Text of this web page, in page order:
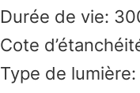
Durée de vie:
Cote
Type de